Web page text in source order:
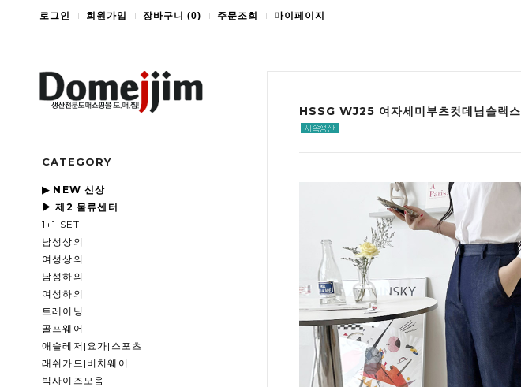
로그인 회원가입 장바구니 (0) 주문조회 마이페이지
CATEGORY
▶ NEW 신상
▶ 제2 물류센터
1+1 SET
남성상의
여성상의
남성하의
여성하의
트레이닝
골프웨어
애슬레저|요가|스포츠
래쉬가드|비치웨어
빅사이즈모음
HSSG WJ25 여자세미부츠컷데님슬랙스